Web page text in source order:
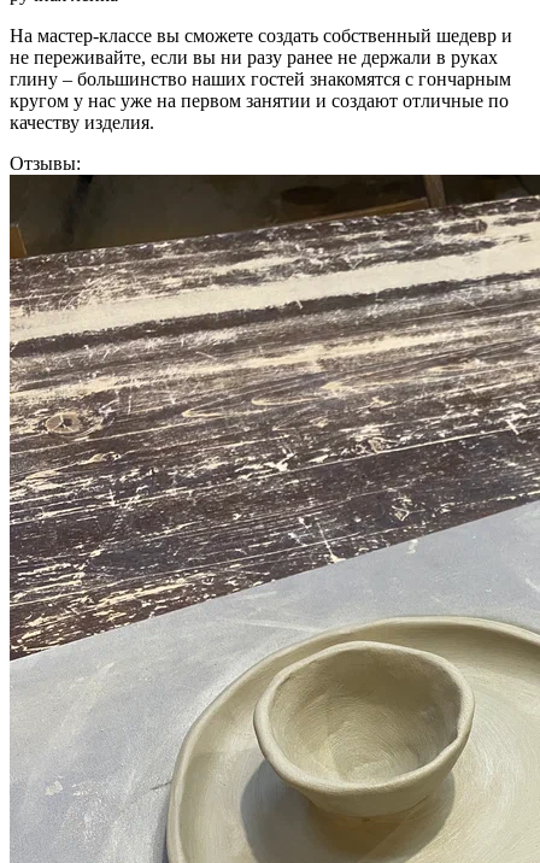
На мастер-классе вы сможете создать собственный шедевр и
не переживайте, если вы ни разу ранее не держали в руках
глину – большинство наших гостей знакомятся с гончарным
кругом у нас уже на первом занятии и создают отличные по
качеству изделия.
Отзывы: